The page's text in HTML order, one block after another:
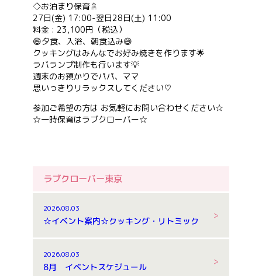
◇お泊まり保育🚿
27日(金) 17:00-翌日28日(土) 11:00
料金 : 23,100円（税込）
😄夕食、入浴、朝食込み😄
クッキングはみんなでお好み焼きを作ります🌟
ラバランプ制作も行います💡
週末のお預かりでパパ、ママ
思いっきりリラックスしてください♡
参加ご希望の方は お気軽にお問い合わせください☆
☆一時保育はラブクローバー☆
ラブクローバー東京
2026.08.03
☆イベント案内☆クッキング・リトミック
2026.08.03
8月 イベントスケジュール